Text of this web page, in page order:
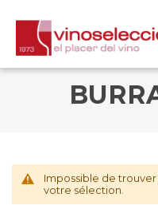
Impossible de
votre sélection.